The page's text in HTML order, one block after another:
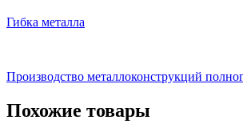
Гибка металла
Производство металлоконструкций
Похожие товары